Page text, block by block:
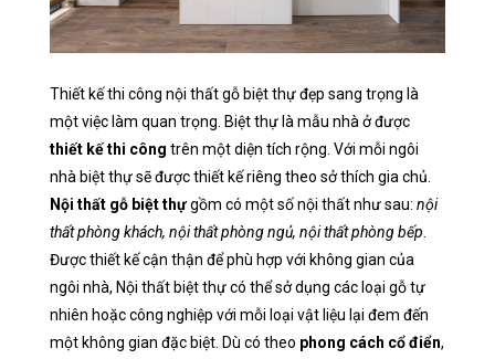
Thiết kế thi công nội thất gỗ biệt thự đẹp sang trọng là
một việc làm quan trọng. Biệt thự là mẫu nhà ở được
thiết kế thi công trên một diện tích rộng. Với mỗi ngôi
nhà biệt thự sẽ được thiết kế riêng theo sở thích gia chủ.
Nội thất gỗ biệt thựgồm có một số nội thất như sau: nội
thất phòng khách, nội thất phòng ngủ, nội thất phòng bếp
Được thiết kế cận thận để phù hợp với không gian của
ngôi nhà, Nội thất biệt thự có thể sở dụng các loại gỗ tự
nhiên hoặc công nghiệp với mỗi loại vật liệu lại đem đến
một không gian đặc biệt. Dù có theo phong cách cổ điển,